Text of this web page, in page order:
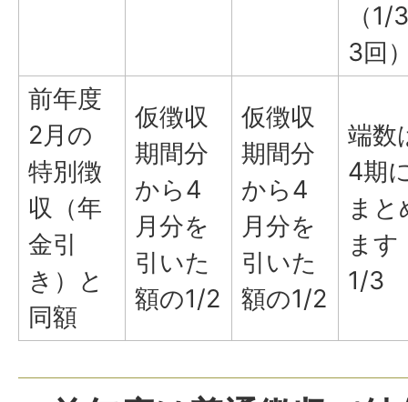
（1/
3回
前年度
2月の
特別徴
収（年
金引
き）と
同額
仮徴収
期間分
から4
月分を
引いた
額の1/2
仮徴収
期間分
から4
月分を
引いた
額の1/2
端数
4期
まと
ます
1/3